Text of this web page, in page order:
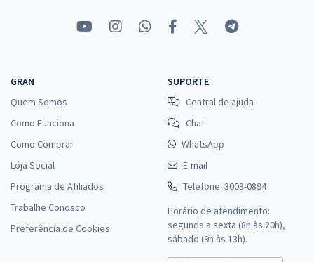
GRAN
Quem Somos
Como Funciona
Como Comprar
Loja Social
Programa de Afiliados
Trabalhe Conosco
Preferência de Cookies
SUPORTE
Central de ajuda
Chat
WhatsApp
E-mail
Telefone: 3003-0894
Horário de atendimento:
segunda a sexta (8h às 20h),
sábado (9h às 13h).